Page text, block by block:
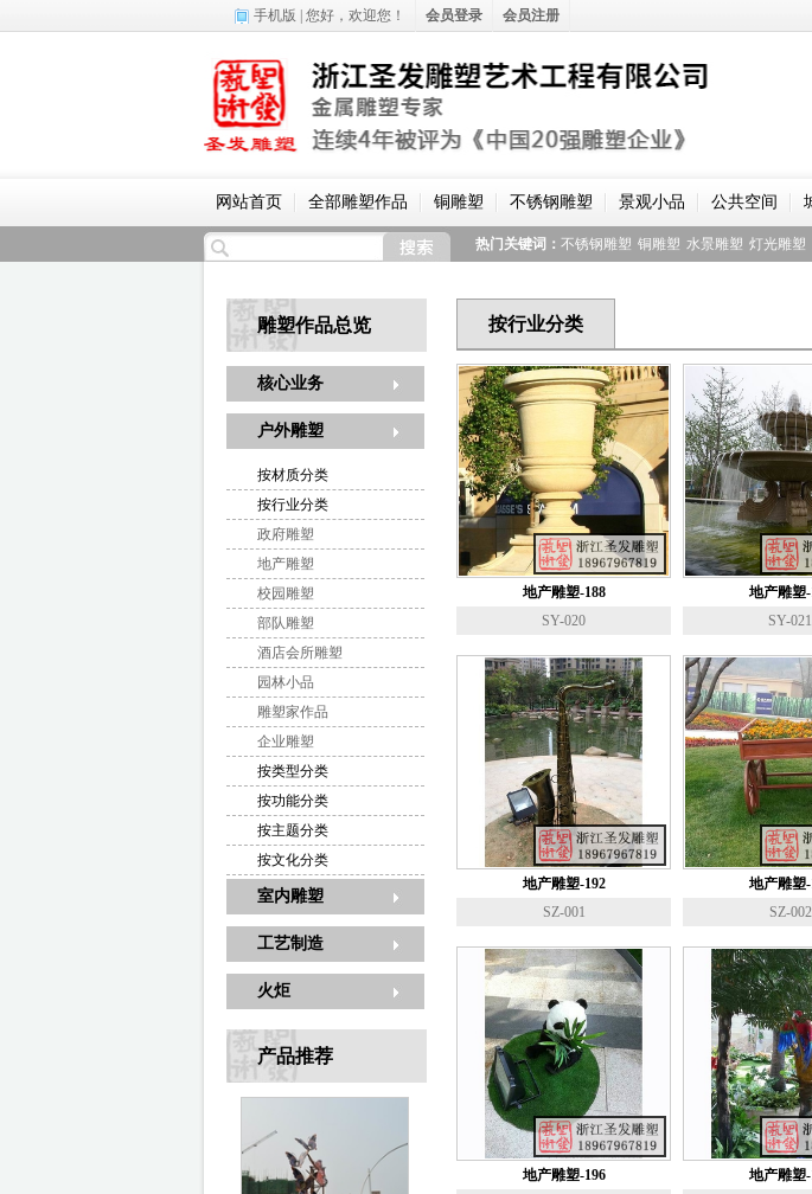
网站首页 全部雕塑作品 铜雕塑 不锈钢雕塑 景观小品 公共空间
热门关键词： 不锈钢雕塑 铜雕塑 水景雕塑 灯光雕塑
雕塑作品总览
核心业务
户外雕塑
按材质分类
按行业分类
政府雕塑
地产雕塑
校园雕塑
部队雕塑
酒店会所雕塑
园林小品
雕塑家作品
企业雕塑
按类型分类
按功能分类
按主题分类
按文化分类
室内雕塑
工艺制造
火炬
产品推荐
按行业分类
地产雕塑-188
SY-020
地产雕塑-
SY-021
地产雕塑-192
SZ-001
地产雕塑-
SZ-002
地产雕塑-196
地产雕塑-
手机版 | 您好， 欢迎您！ 会员登录 会员注册